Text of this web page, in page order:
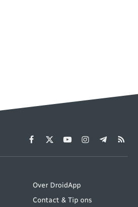
Facebook
X
(Twitter)
YouTubeInstagram
Telegram
RSS
Over DroidApp
Contact & Tip ons